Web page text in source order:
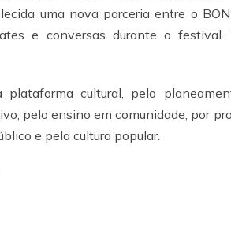
uma nova parceria entre o
e conversas durante o festival.
cultural, pelo
pelo ensino em comunidade, por
e pela cultura popular.